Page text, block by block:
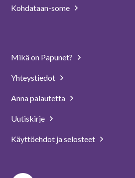
Kohdataan-some
Mikä on Papunet?
Yhteystiedot
Anna palautetta
Uutiskirje
Käyttöehdot ja selosteet